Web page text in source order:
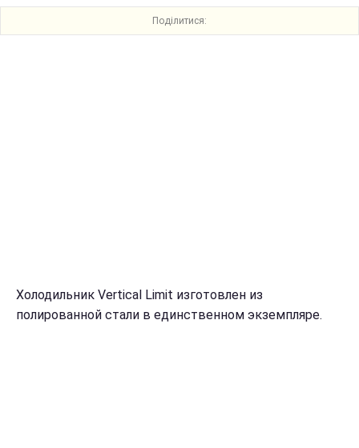
Поділитися:
Холодильник Vertical Limit изготовлен из
полированной стали в единственном экземпляре.